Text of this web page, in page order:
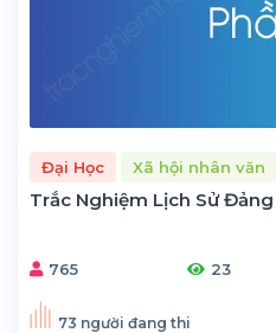
Đại Học Xã hội nhân văn
Trắc Nghiệm Lịch Sử
765 23
73 người đang thi